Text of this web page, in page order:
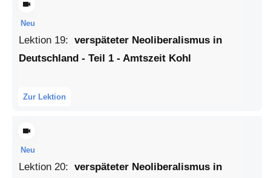
Neu
Lektion 19: verspäteter Neoliberalismus in
Deutschland - Teil 1 - Amtszeit Kohl
Zur Lektion
Neu
Lektion 20: verspäteter Neoliberalismus in